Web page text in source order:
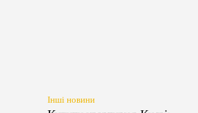
Інші новини